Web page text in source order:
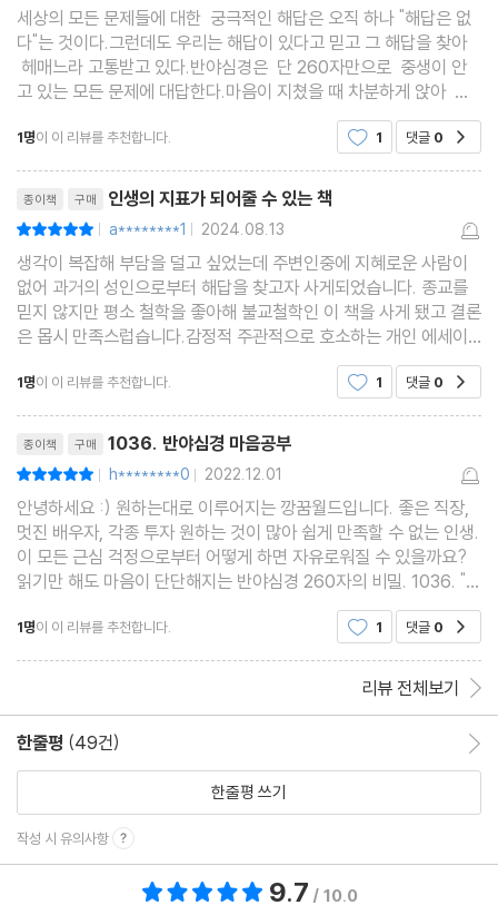
“나는 버릇을 잘 안다”, 고로 장애물이 없다
“나는 상식의 함정을 안다”, 고로 장애물이 없다
7장 현재를 사는 것만큼 좋은 것은 없다
고요한 지금 이 순간을 살라
마음을 다해 하고 싶은 것을 하라
불완전한 세상과 공존하는 법을 배워라
8장 반야심경을 외우면 마음이 강해진다
인생과 마음이 편안해지는 주문
현장법사가 서쪽으로 간 까닭은?
반야심경은 누가 썼을까?
반야심경의 진정한 주인공은?
반야심경의 ‘심’은 무슨 뜻일까?
세상의 모든 문제들에 대한 궁극적인 해답은 오직 하나 "해답은 없
다"는 것이다.그런데도 우리는 해답이 있다고 믿고 그 해답을 찾아
헤매느라 고통받고 있다.반야심경은 단 260자만으로 중생이 안
고 있는 모든 문제에 대답한다.마음이 지쳤을 때 차분하게 앉아 반
야심경을 가까이 한다면 고통을 벗어나는 데 큰 도움이 될 것이다!
1명이 이 리뷰를 추천합니다. 1 댓글 0
종이책 구매 인생의 지표가 되어줄 수 있는 책
| a********1 | 2024.08.13
생각이 복잡해 부담을 덜고 싶었는데 주변인중에 지혜로운 사람이
없어 과거의 성인으로부터 해답을 찾고자 사게되었습니다. 종교를
믿지 않지만 평소 철학을 좋아해 불교철학인 이 책을 사게 됐고 결론
은 몹시 만족스럽습니다.감정적 주관적으로 호소하는 개인 에세이
를 싫어하는데 이 책은 철학적 심리학적 접근이 가능하며 생각 방향
을 결정하는데 도움이 됩니다.목표를 잃고 방황하고
1명이 이 리뷰를 추천합니다. 1 댓글 0
종이책 구매 1036. 반야심경 마음공부
| h********0 | 2022.12.01
안녕하세요 :) 원하는대로 이루어지는 깡꿈월드입니다. 좋은 직장,
멋진 배우자, 각종 투자 원하는 것이 많아 쉽게 만족할 수 없는 인생.
이 모든 근심 걱정으로부터 어떻게 하면 자유로워질 수 있을까요?
읽기만 해도 마음이 단단해지는 반야심경 260자의 비밀. 1036. "
반야심경 마음공부 " 입니다. 반야심경이 훌륭한 이
1명이 이 리뷰를 추천합니다. 1 댓글 0
리뷰 전체보기
한줄평 (49건)
한줄평 쓰기
작성 시 유의사항
9.7 / 10.0